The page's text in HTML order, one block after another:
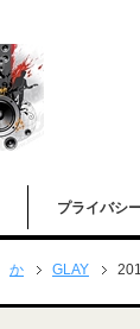
プライバシ
か GLAY